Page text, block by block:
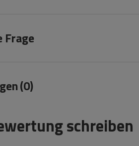
Frage
(0)
schreiben